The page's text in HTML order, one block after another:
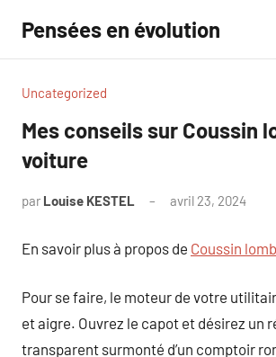
contenu
Pensées en évolution
Uncategorized
Mes conseils sur Coussin
voiture
par Louise KESTEL avril 23, 2024
En savoir plus à propos de Coussin
Pour se faire, le moteur de votre
et aigre. Ouvrez le capot et désirez un
transparent surmonté d’un comptoir